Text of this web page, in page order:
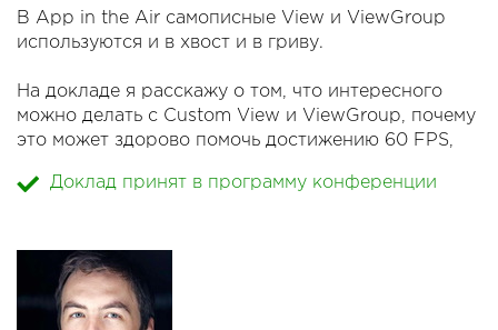
В App in the Air самописные View и ViewGroup
используются и в хвост и в гриву.
На докладе я расскажу о том, что интересного
можно делать с Custom View и ViewGroup, почему
это может здорово помочь достижению 60 FPS,
кода я выработал для себя, и, в качестве бонуса,
Доклад принят в программу конференции